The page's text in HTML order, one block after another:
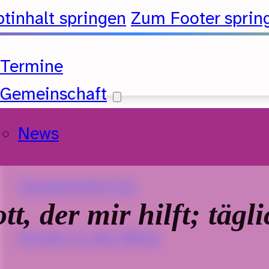
springen Zum Footer
Termine
Gemeinschaft
News
der mir hilft;